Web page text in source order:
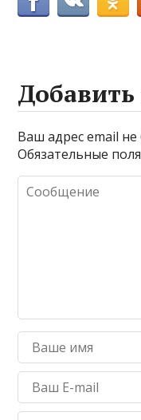
Ваш адрес email не
Обязательные